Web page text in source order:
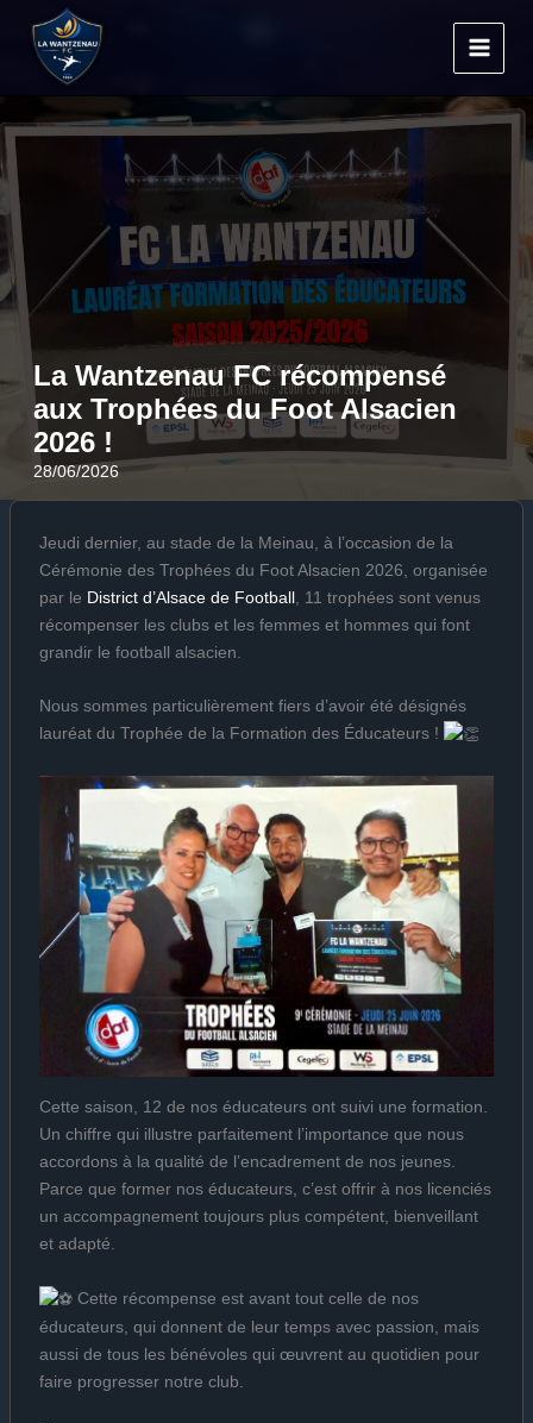
contenu
La Wantzenau FC récompensé
aux Trophées du Foot Alsacien
2026 !
28/06/2026
Jeudi dernier, au stade de la Meinau, à l’occasion de la
Cérémonie des Trophées du Foot Alsacien 2026, organisée
par le District d’Alsace de Football, 11 trophées sont venus
récompenser les clubs et les femmes et hommes qui font
grandir le football alsacien.
Nous sommes particulièrement fiers d’avoir été désignés
lauréat du Trophée de la Formation des Éducateurs !
Cette saison, 12 de nos éducateurs ont suivi une formation.
Un chiffre qui illustre parfaitement l’importance que nous
accordons à la qualité de l’encadrement de nos jeunes.
Parce que former nos éducateurs, c’est offrir à nos licenciés
un accompagnement toujours plus compétent, bienveillant
et adapté.
Cette récompense est avant tout celle de nos
éducateurs, qui donnent de leur temps avec passion, mais
aussi de tous les bénévoles qui œuvrent au quotidien pour
faire progresser notre club.